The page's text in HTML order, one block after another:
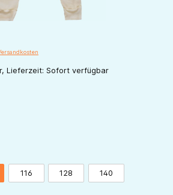
Lieferzeit: Sofort verfügbar
116 128 140